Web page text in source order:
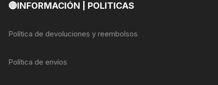
🔴INFORMACIÓN | POLITICAS
Política de devoluciones y reembolsos
Política de envíos